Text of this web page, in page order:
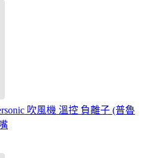
吹風機 溫控 負離子 (普魯